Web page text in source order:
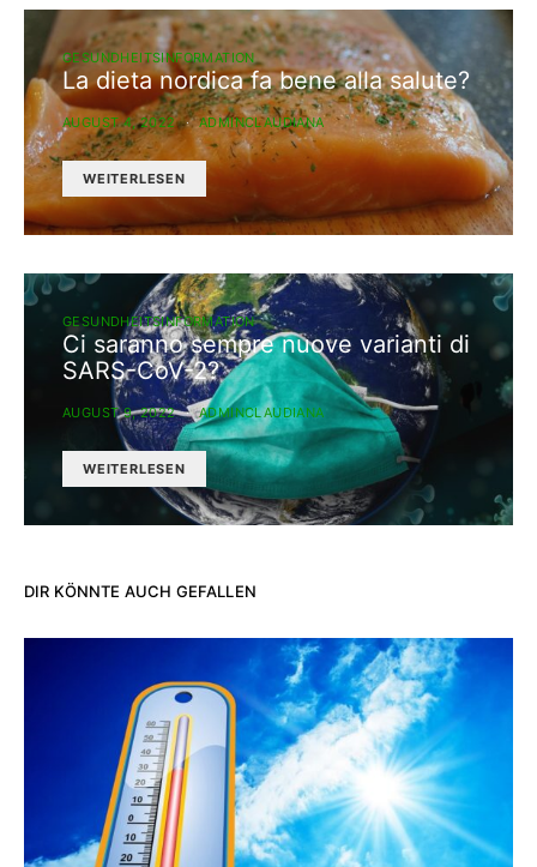
GESUNDHEITSINFORMATION
La dieta nordica fa bene alla salute?
AUGUST 4, 2022 ADMINCLAUDIANA
WEITERLESEN
GESUNDHEITSINFORMATION
Ci saranno sempre nuove varianti di
SARS-CoV-2?
AUGUST 9, 2022 ADMINCLAUDIANA
WEITERLESEN
DIR KÖNNTE AUCH GEFALLEN